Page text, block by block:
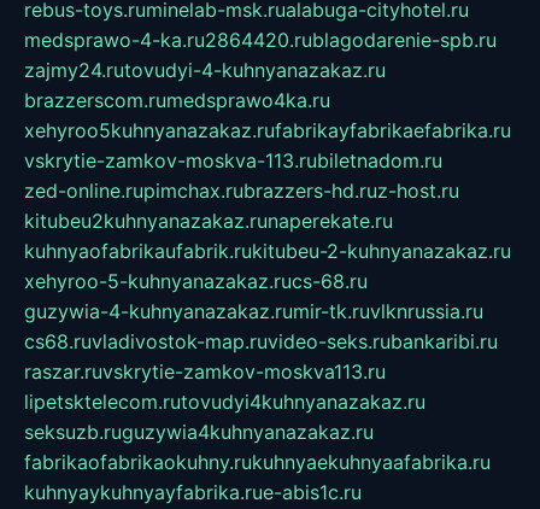
rebus-toys.ruminelab-msk.rualabuga-cityhotel.ru
medsprawo-4-ka.ru2864420.rublagodarenie-spb.ru
zajmy24.rutovudyi-4-kuhnyanazakaz.ru
brazzerscom.rumedsprawo4ka.ru
xehyroo5kuhnyanazakaz.rufabrikayfabrikaefabrika.ru
vskrytie-zamkov-moskva-113.rubiletnadom.ru
zed-online.rupimchax.rubrazzers-hd.ruz-host.ru
kitubeu2kuhnyanazakaz.runaperekate.ru
kuhnyaofabrikaufabrik.rukitubeu-2-kuhnyanazakaz.ru
xehyroo-5-kuhnyanazakaz.rucs-68.ru
guzywia-4-kuhnyanazakaz.rumir-tk.ruvlknrussia.ru
cs68.ruvladivostok-map.ruvideo-seks.rubankaribi.ru
raszar.ruvskrytie-zamkov-moskva113.ru
lipetsktelecom.rutovudyi4kuhnyanazakaz.ru
seksuzb.ruguzywia4kuhnyanazakaz.ru
fabrikaofabrikaokuhny.rukuhnyaekuhnyaafabrika.ru
kuhnyaykuhnyayfabrika.rue-abis1c.ru